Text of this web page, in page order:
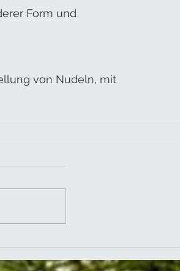
Form und
von Nudeln, mit